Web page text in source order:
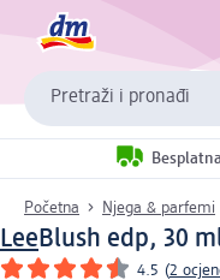
Pretraži i pronađi
Početna Njega & parfemi
LeeBlush edp, 30
4.5 (2